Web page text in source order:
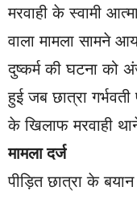
मरवाही के स्वामी
वाला मामला सामने
दुष्कर्म की घटना को
हुई जब छात्रा
के खिलाफ मरवाही
मामला दर्ज
पीड़ित छात्रा के